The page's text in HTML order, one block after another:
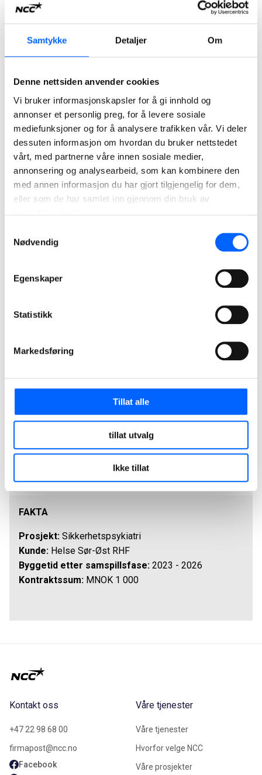
Samtykke Detaljer Om
Denne nettsiden anvender cookies
Vi bruker informasjonskapsler for å gi innhold og
annonser et personlig preg, for å levere sosiale
mediefunksjoner og for å analysere trafikken vår. Vi deler
dessuten informasjon om hvordan du bruker nettstedet
vårt, med partnerne våre innen sosiale medier,
annonsering og analysearbeid, som kan kombinere den
med annen informasjon du har gjort tilgjengelig for dem,
eller som de har samlet inn gjennom din bruk av
Nødvendig
Egenskaper
Statistikk
Markedsføring
Tillat alle
tillat utvalg
Ikke tillat
denne graden av skjerming og sikkerhet, som det er innen
sikkerhetspsykiatri. Med dette prosjektet har NCC, sammen
med Helse Sør-Øst RHF og samarbeidspartnere, utviklet
-Samspillsgruppen har gjennomført arbeidet med
medvirkning fra Oslo Universitets-sykehus. De har vært
prosjektets viktigste informasjonskilde i hva som er viktig
for både pasienter, ansatte og andre brukere av bygget.
Samspill, kommunikasjon og en byggherre som har utvist
tillit har vært en suksessfaktor i dette prosjektet.
Vi er utrolig stålt av å ha tatt del i dette viktige
samfunnsoppdraget, sier avdelingsleder i NCC, Bjørn
Distriktsleder Avdeling Sør, Østlandet, NCC
+47 920 88 901
FAKTA
Prosjekt: Sikkerhetspsykiatri
Kunde: Helse Sør-Øst RHF
Byggetid etter samspillsfase: 2023 - 2026
Kontraktssum: MNOK 1 000
Kontakt oss
+47 22 98 68 00
firmapost@ncc.no
Facebook
Våre tjenester
Våre tjenester
Hvorfor velge NCC
Våre prosjekter